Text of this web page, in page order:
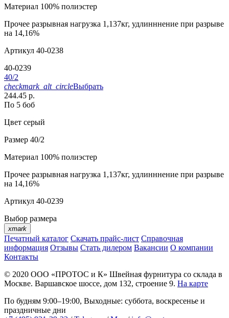
Материал 100% полиэстер
Прочее разрывная нагрузка 1,137кг, удлинннение при разрыве
на 14,16%
Артикул 40-0238
40-0239
40/2
checkmark_alt_circleВыбрать
244.45 р.
По 5 боб
Цвет серый
Размер 40/2
Материал 100% полиэстер
Прочее разрывная нагрузка 1,137кг, удлинннение при разрыве
на 14,16%
Артикул 40-0239
Выбор размера
xmark
Печатный каталог Скачать прайс-лист Справочная
информация Отзывы Стать дилером Вакансии О компании
Контакты
© 2020 ООО «ПРОТОС и К» Швейная фурнитура со склада в
Москве. Варшавское шоссе, дом 132, строение 9. На карте
По будням 9:00–19:00, Выходные: суббота, воскресенье и
праздничные дни